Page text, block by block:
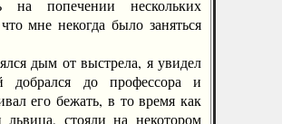
на попечении нескольких
мне некогда было заняться
дым от выстрела, я увидел
добрался до профессора и
его бежать, в то время как
стояли на некотором